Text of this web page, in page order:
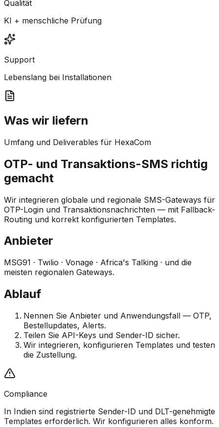
Qualität
KI + menschliche Prüfung
Support
Lebenslang bei Installationen
Was wir liefern
Umfang und Deliverables für HexaCom
OTP- und Transaktions-SMS richtig
gemacht
Wir integrieren globale und regionale SMS-Gateways für
OTP-Login und Transaktionsnachrichten — mit Fallback-
Routing und korrekt konfigurierten Templates.
Anbieter
MSG91 · Twilio · Vonage · Africa's Talking · und die
meisten regionalen Gateways.
Ablauf
Nennen Sie Anbieter und Anwendungsfall — OTP,
Bestellupdates, Alerts.
Teilen Sie API-Keys und Sender-ID sicher.
Wir integrieren, konfigurieren Templates und testen
die Zustellung.
Compliance
In Indien sind registrierte Sender-ID und DLT-genehmigte
Templates erforderlich. Wir konfigurieren alles konform.